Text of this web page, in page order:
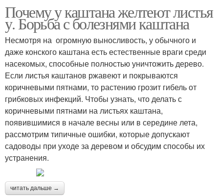
Почему у каштана желтеют листья
у. Борьба с болезнями каштана
Несмотря на огромную выносливость, у обычного и
даже конского каштана есть естественные враги среди
насекомых, способные полностью уничтожить дерево.
Если листья каштанов ржавеют и покрываются
коричневыми пятнами, то растению грозит гибель от
грибковых инфекций. Чтобы узнать, что делать с
коричневыми пятнами на листьях каштана,
появившимися в начале весны или в середине лета,
рассмотрим типичные ошибки, которые допускают
садоводы при уходе за деревом и обсудим способы их
устранения.
читать дальше →